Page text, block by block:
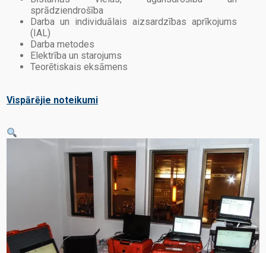
sprādziendrošība
Darba un individuālais aizsardzības aprīkojums
(IAL)
Darba metodes
Elektrība un starojums
Teorētiskais eksāmens
Vispārējie noteikumi